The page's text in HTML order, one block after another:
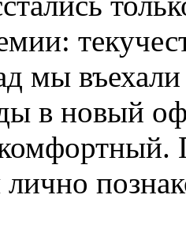
мы
в новый